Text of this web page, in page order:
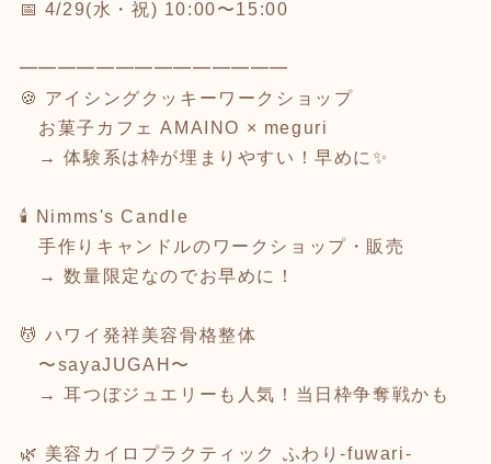
📅 4/29(水・祝) 10:00〜15:00
━━━━━━━━━━━━━━
🍪 アイシングクッキーワークショップ
お菓子カフェ AMAINO × meguri
→ 体験系は枠が埋まりやすい！早めに✨
🕯️ Nimms's Candle
手作りキャンドルのワークショップ・販売
→ 数量限定なのでお早めに！
💆 ハワイ発祥美容骨格整体
〜sayaJUGAH〜
→ 耳つぼジュエリーも人気！当日枠争奪戦かも
🌿 美容カイロプラクティック ふわり-fuwari-